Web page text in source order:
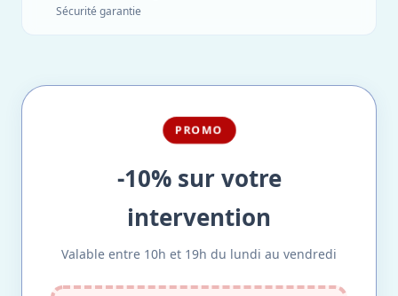
Sécurité garantie
PROMO
-10% sur votre
intervention
Valable entre 10h et 19h du lundi au vendredi